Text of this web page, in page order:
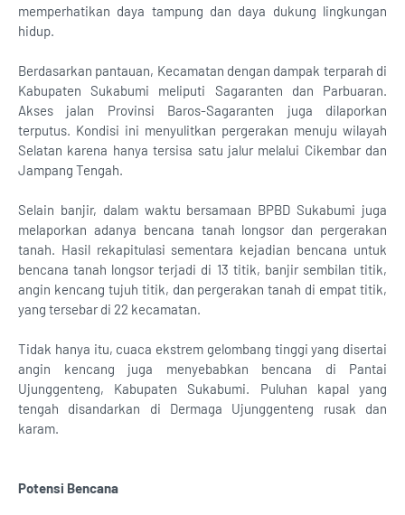
memperhatikan daya tampung dan daya dukung lingkungan
hidup.
Berdasarkan pantauan, Kecamatan dengan dampak terparah di
Kabupaten Sukabumi meliputi Sagaranten dan Parbuaran.
Akses jalan Provinsi Baros-Sagaranten juga dilaporkan
terputus. Kondisi ini menyulitkan pergerakan menuju wilayah
Selatan karena hanya tersisa satu jalur melalui Cikembar dan
Jampang Tengah.
Selain banjir, dalam waktu bersamaan BPBD Sukabumi juga
melaporkan adanya bencana tanah longsor dan pergerakan
tanah. Hasil rekapitulasi sementara kejadian bencana untuk
bencana tanah longsor terjadi di 13 titik, banjir sembilan titik,
angin kencang tujuh titik, dan pergerakan tanah di empat titik,
yang tersebar di 22 kecamatan.
Tidak hanya itu, cuaca ekstrem gelombang tinggi yang disertai
angin kencang juga menyebabkan bencana di Pantai
Ujunggenteng, Kabupaten Sukabumi. Puluhan kapal yang
tengah disandarkan di Dermaga Ujunggenteng rusak dan
karam.
Potensi Bencana